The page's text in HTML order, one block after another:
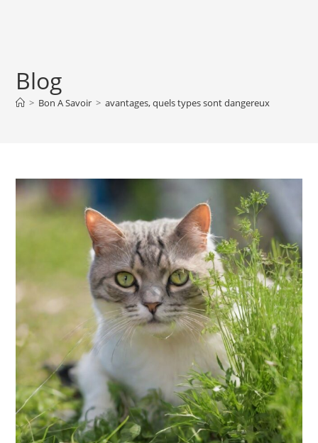
Blog
> Bon A Savoir > avantages, quels types sont dangereux